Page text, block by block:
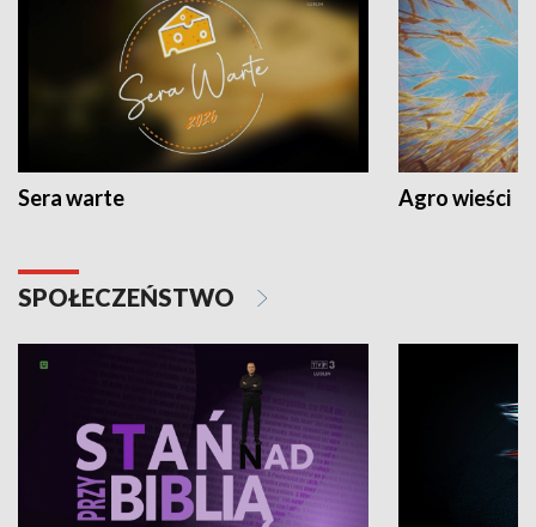
Sera warte Agro wieści
SPOŁECZEŃSTWO